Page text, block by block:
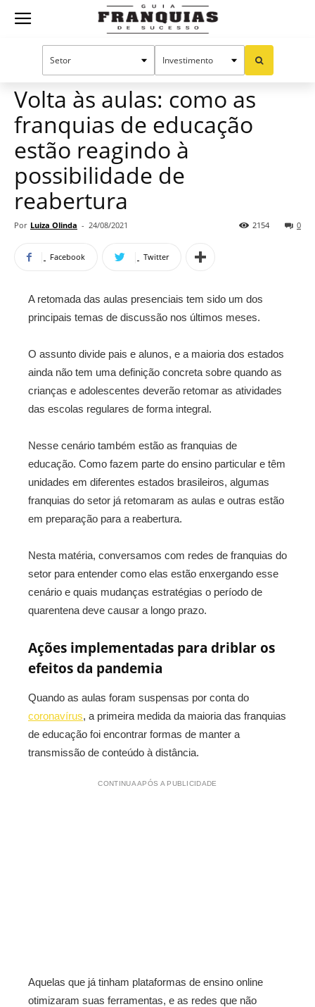
Guia
Sucesso
Manual do sucesso
Volta às aulas: como as
franquias de educação
estão reagindo à
possibilidade de
reabertura
Por Luiza Olinda - 24/08/2021 0
2154
Facebook Twitter
A retomada das aulas presenciais tem sido um dos
principais temas de discussão nos últimos meses.
O assunto divide pais e alunos, e a maioria dos estados
ainda não tem uma definição concreta sobre quando as
crianças e adolescentes deverão retomar as atividades
das escolas regulares de forma integral.
Nesse cenário também estão as franquias de
educação. Como fazem parte do ensino particular e têm
unidades em diferentes estados brasileiros, algumas
franquias do setor já retomaram as aulas e outras estão
em preparação para a reabertura.
Nesta matéria, conversamos com redes de franquias do
setor para entender como elas estão enxergando esse
cenário e quais mudanças estratégias o período de
quarentena deve causar a longo prazo.
Ações implementadas para driblar os
efeitos da pandemia
Quando as aulas foram suspensas por conta do
coronavírus, a primeira medida da maioria das franquias
de educação foi encontrar formas de manter a
transmissão de conteúdo à distância.
CONTINUA APÓS A PUBLICIDADE
Aquelas que já tinham plataformas de ensino online
otimizaram suas ferramentas, e as redes que não